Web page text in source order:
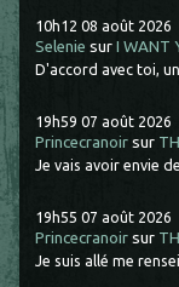
10h12 08 août 2026
Selenie surI WANT
D'accord avec toi,
19h59 07 août 2026
Princecranoir sur
Je vais avoir envie
19h55 07 août 2026
Princecranoir sur
Je suis allé me